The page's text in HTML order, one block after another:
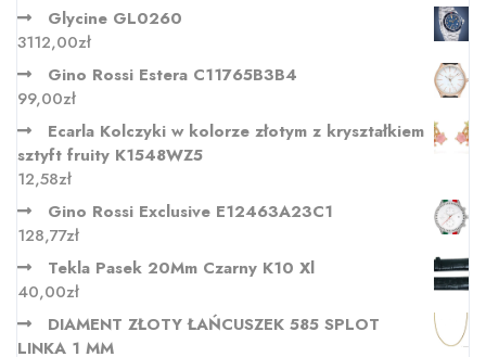
Glycine GL0260
3112,00zł
Gino Rossi Estera C11765B3B4
99,00zł
Ecarla Kolczyki w kolorze złotym z kryształkiem
sztyft fruity K1548WZ5
12,58zł
Gino Rossi Exclusive E12463A23C1
128,77zł
Tekla Pasek 20Mm Czarny K10 Xl
40,00zł
DIAMENT ZŁOTY ŁAŃCUSZEK 585 SPLOT
LINKA 1 MM